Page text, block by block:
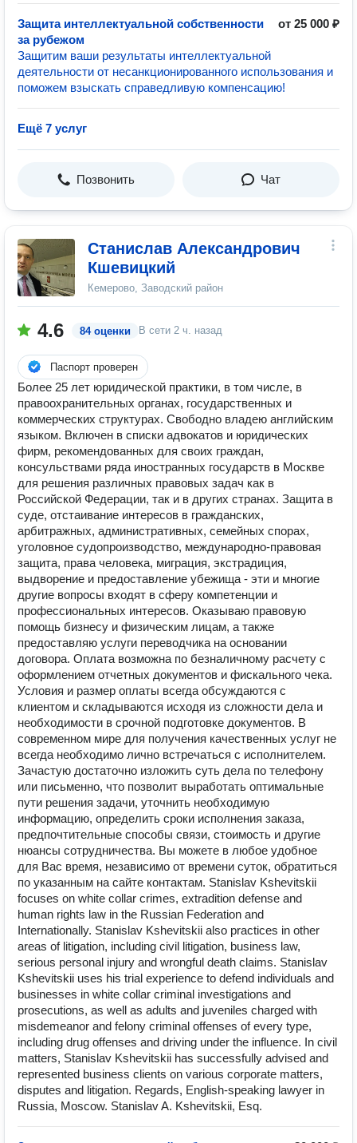
Защита интеллектуальной собственности
за рубежом
от 25 000 ₽
Защитим ваши результаты интеллектуальной
деятельности от несанкционированного использования и
поможем взыскать справедливую компенсацию!
Ещё 7 услуг
Позвонить Чат
Станислав Александрович
Кшевицкий
Кемерово, Заводский район
4.6 84 оценки В сети 2 ч. назад
Паспорт проверен
Более 25 лет юридической практики, в том числе, в
правоохранительных органах, государственных и
коммерческих структурах. Свободно владею английским
языком. Включен в списки адвокатов и юридических
фирм, рекомендованных для своих граждан,
консульствами ряда иностранных государств в Москве
для решения различных правовых задач как в
Российской Федерации, так и в других странах. Защита в
суде, отстаивание интересов в гражданских,
арбитражных, административных, семейных спорах,
уголовное судопроизводство, международно-правовая
защита, права человека, миграция, экстрадиция,
выдворение и предоставление убежища - эти и многие
другие вопросы входят в сферу компетенции и
профессиональных интересов. Оказываю правовую
помощь бизнесу и физическим лицам, а также
предоставляю услуги переводчика на основании
договора. Оплата возможна по безналичному расчету с
оформлением отчетных документов и фискального чека.
Условия и размер оплаты всегда обсуждаются с
клиентом и складываются исходя из сложности дела и
необходимости в срочной подготовке документов. В
современном мире для получения качественных услуг не
всегда необходимо лично встречаться с исполнителем.
Зачастую достаточно изложить суть дела по телефону
или письменно, что позволит выработать оптимальные
пути решения задачи, уточнить необходимую
информацию, определить сроки исполнения заказа,
предпочтительные способы связи, стоимость и другие
нюансы сотрудничества. Вы можете в любое удобное
для Вас время, независимо от времени суток, обратиться
по указанным на сайте контактам. Stanislav Kshevitskii
focuses on white collar crimes, extradition defense and
human rights law in the Russian Federation and
Internationally. Stanislav Kshevitskii also practices in other
areas of litigation, including civil litigation, business law,
serious personal injury and wrongful death claims. Stanislav
Kshevitskii uses his trial experience to defend individuals and
businesses in white collar criminal investigations and
prosecutions, as well as adults and juveniles charged with
misdemeanor and felony criminal offenses of every type,
including drug offenses and driving under the influence. In civil
matters, Stanislav Kshevitskii has successfully advised and
represented business clients on various corporate matters,
disputes and litigation. Regards, English-speaking lawyer in
Russia, Moscow. Stanislav A. Kshevitskii, Esq.